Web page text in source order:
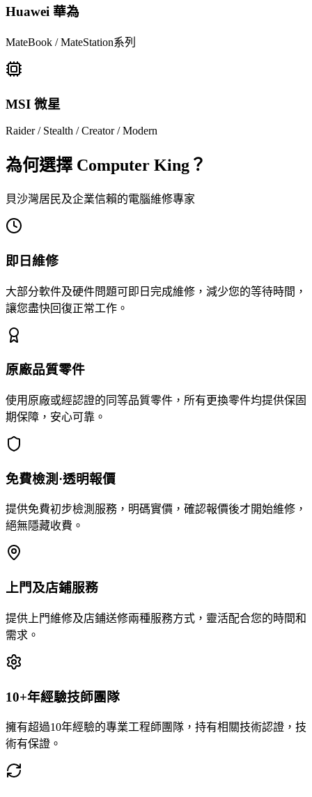
Huawei 華為
MateBook / MateStation系列
MSI 微星
Raider / Stealth / Creator / Modern
為何選擇 Computer King？
貝沙灣居民及企業信賴的電腦維修專家
即日維修
大部分軟件及硬件問題可即日完成維修，減少您的等待時間，
讓您盡快回復正常工作。
原廠品質零件
使用原廠或經認證的同等品質零件，所有更換零件均提供保固
期保障，安心可靠。
免費檢測·透明報價
提供免費初步檢測服務，明碼實價，確認報價後才開始維修，
絕無隱藏收費。
上門及店鋪服務
提供上門維修及店鋪送修兩種服務方式，靈活配合您的時間和
需求。
10+年經驗技師團隊
擁有超過10年經驗的專業工程師團隊，持有相關技術認證，技
術有保證。